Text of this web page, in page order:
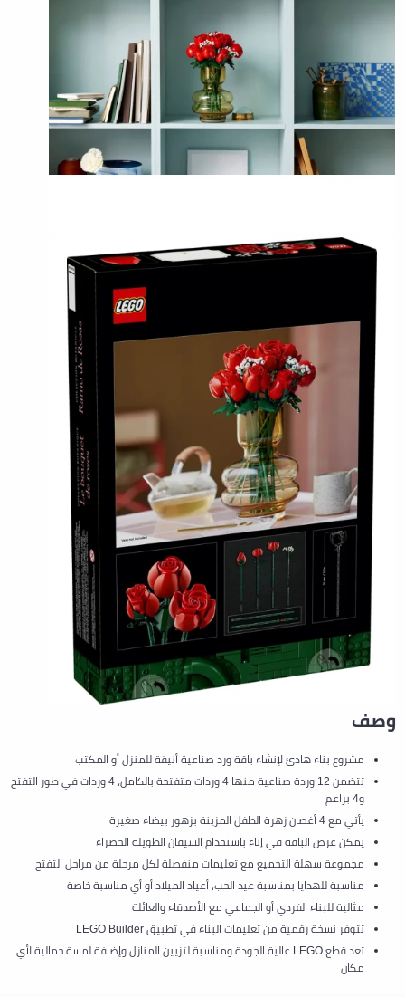
وصف
مشروع بناء هادئ لإنشاء باقة ورد صناعية أنيقة للمنزل أو المكتب
تتضمن 12 وردة صناعية منها 4 وردات متفتحة بالكامل، 4 وردات في طور التفتح
و4 براعم
يأتي مع 4 أغصان زهرة الطفل المزينة بزهور بيضاء صغيرة
يمكن عرض الباقة في إناء باستخدام السيقان الطويلة الخضراء
مجموعة سهلة التجميع مع تعليمات منفصلة لكل مرحلة من مراحل التفتح
مناسبة للهدايا بمناسبة عيد الحب، أعياد الميلاد أو أي مناسبة خاصة
مثالية للبناء الفردي أو الجماعي مع الأصدقاء والعائلة
تتوفر نسخة رقمية من تعليمات البناء في تطبيق LEGO Builder
تعد قطع LEGO عالية الجودة ومناسبة لتزيين المنازل وإضافة لمسة جمالية لأي
مكان